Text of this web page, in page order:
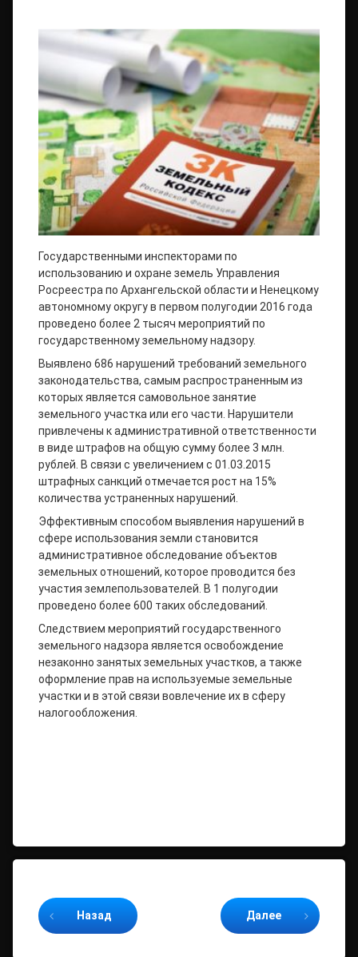
Государственными инспекторами по
использованию и охране земель Управления
Росреестра по Архангельской области и Ненецкому
автономному округу в первом полугодии 2016 года
проведено более 2 тысяч мероприятий по
государственному земельному надзору.
Выявлено 686 нарушений требований земельного
законодательства, самым распространенным из
которых является самовольное занятие
земельного участка или его части. Нарушители
привлечены к административной ответственности
в виде штрафов на общую сумму более 3 млн.
рублей. В связи с увеличением с 01.03.2015
штрафных санкций отмечается рост на 15%
количества устраненных нарушений.
Эффективным способом выявления нарушений в
сфере использования земли становится
административное обследование объектов
земельных отношений, которое проводится без
участия землепользователей. В 1 полугодии
проведено более 600 таких обследований.
Следствием мероприятий государственного
земельного надзора является освобождение
незаконно занятых земельных участков, а также
оформление прав на используемые земельные
участки и в этой связи вовлечение их в сферу
налогообложения.
Назад Далее